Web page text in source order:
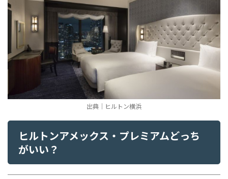
出典｜ヒルトン横浜
ヒルトンアメックス・プレミアムどっち
がいい？